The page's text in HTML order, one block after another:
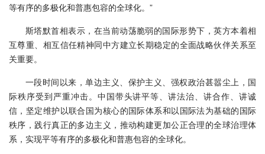
等有序的多极化和普惠包容的全球化。”
斯塔默首相表示，在当前动荡脆弱的国际形势下，英方本着相
互尊重、相互信任精神同中方建立长期稳定的全面战略伙伴关系至
关重要。
一段时间以来，单边主义、保护主义、强权政治甚嚣尘上，国
际秩序受到严重冲击。中国带头讲平等、讲法治、讲合作、讲诚
信，坚定维护以联合国为核心的国际体系和以国际法为基础的国际
秩序，践行真正的多边主义，推动构建更加公正合理的全球治理体
系，实现平等有序的多极化和普惠包容的全球化。